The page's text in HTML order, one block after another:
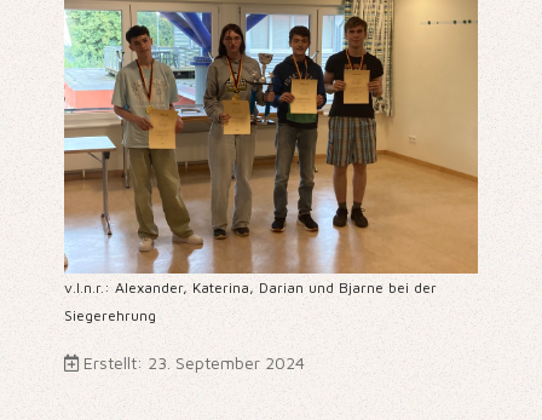
v.l.n.r.: Alexander, Katerina, Darian und Bjarne bei der
Siegerehrung
Erstellt: 23. September 2024